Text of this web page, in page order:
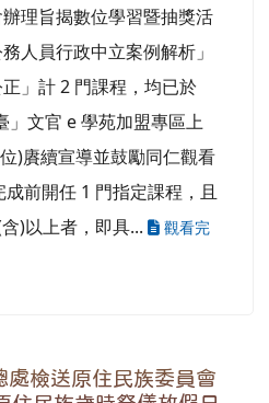
理旨揭數位學習暨抽獎活
人員行政中立案例解析」
」計 2 門課程，均已於
」文官 e 學苑加盟專區上
)賡續宣導並鼓勵同仁觀看
前開任 1 門指定課程，且
)以上者，即具...
觀看完
處檢送原住民族委員會